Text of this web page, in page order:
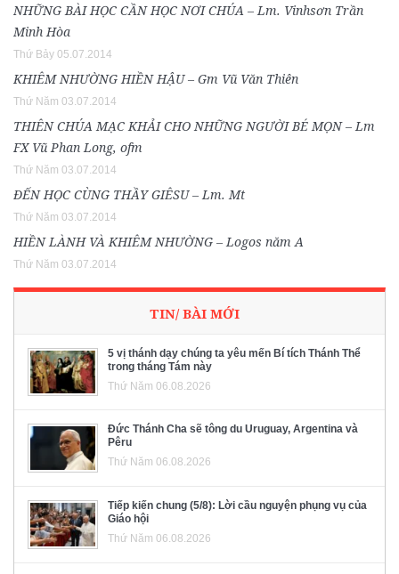
NHỮNG BÀI HỌC CẦN HỌC NƠI CHÚA – Lm. Vinhsơn Trần
Minh Hòa
Thứ Bảy 05.07.2014
KHIÊM NHƯỜNG HIỀN HẬU – Gm Vũ Văn Thiên
Thứ Năm 03.07.2014
THIÊN CHÚA MẠC KHẢI CHO NHỮNG NGƯỜI BÉ MỌN – Lm
FX Vũ Phan Long, ofm
Thứ Năm 03.07.2014
ĐẾN HỌC CÙNG THẦY GIÊSU – Lm. Mt
Thứ Năm 03.07.2014
HIỀN LÀNH VÀ KHIÊM NHƯỜNG – Logos năm A
Thứ Năm 03.07.2014
TIN/ BÀI MỚI
5 vị thánh dạy chúng ta yêu mến Bí tích Thánh Thể
trong tháng Tám này
Thứ Năm 06.08.2026
Đức Thánh Cha sẽ tông du Uruguay, Argentina và
Pêru
Thứ Năm 06.08.2026
Tiếp kiến chung (5/8): Lời cầu nguyện phụng vụ của
Giáo hội
Thứ Năm 06.08.2026